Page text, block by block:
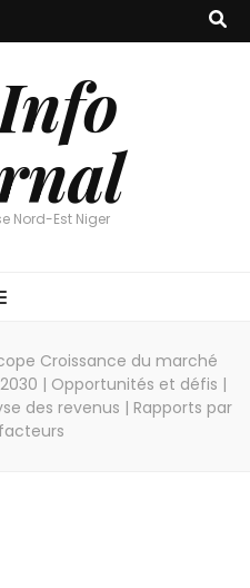
Nord-Est Niger
Croissance du marché
| Opportunités et défis |
des revenus | Rapports par